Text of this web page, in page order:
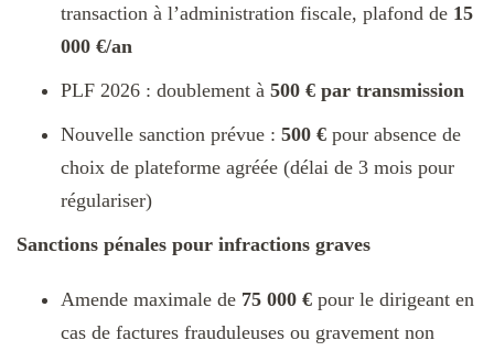
transaction à l’administration fiscale, plafond de 15
000 €/an
PLF 2026 : doublement à 500 € par transmission
Nouvelle sanction prévue : 500 € pour absence de
choix de plateforme agréée (délai de 3 mois pour
régulariser)​
Sanctions pénales pour infractions graves
Amende maximale de 75 000 € pour le dirigeant en
cas de factures frauduleuses ou gravement non